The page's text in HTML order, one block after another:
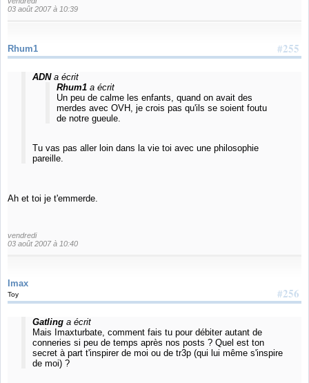
03 août 2007 à 10:39
#255
Rhum1
ADNa écrit
Rhum1 a écrit
Un peu de calme les enfants, quand on avait des
merdes avec OVH, je crois pas qu'ils se soient foutu
de notre gueule.
Tu vas pas aller loin dans la vie toi avec une philosophie
pareille.
Ah et toi je t'emmerde.
vendredi
03 août 2007 à 10:40
Imax
#256
Toy
Gatlinga écrit
Mais Imaxturbate, comment fais tu pour débiter autant de
conneries si peu de temps après nos posts ? Quel est ton
secret à part t'inspirer de moi ou de tr3p (qui lui même s'inspire
de moi) ?